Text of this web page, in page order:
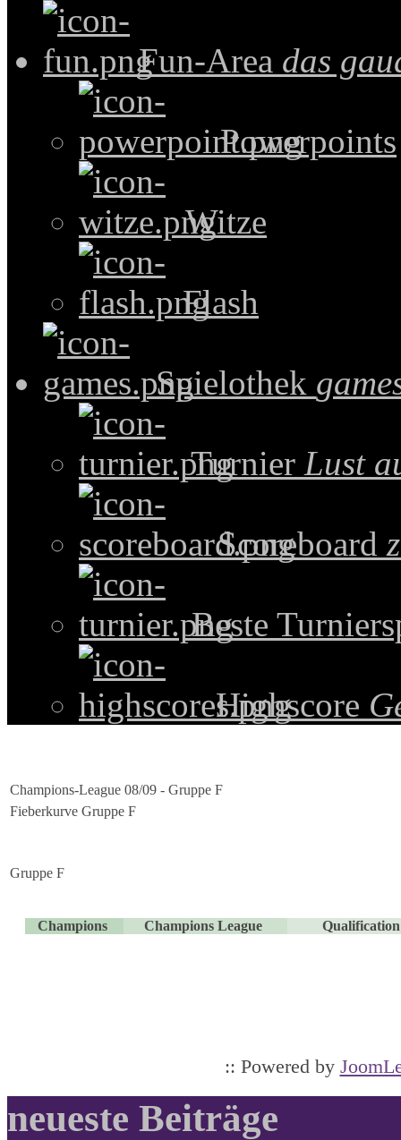
Fun-Area das
Powerpoints
Witze
Flash
Spielothek
Turnier Lust
Scoreboard
Beste
Highscore
Champions-League 08/09 - Gruppe F
Fieberkurve Gruppe F
Gruppe F
Champions Champions League
:: Powered by
neueste Beiträge